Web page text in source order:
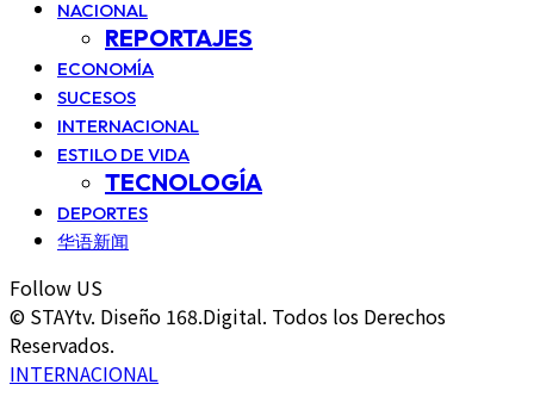
NACIONAL
REPORTAJES
ECONOMÍA
SUCESOS
INTERNACIONAL
ESTILO DE VIDA
TECNOLOGÍA
DEPORTES
华语新闻
Follow US
© STAYtv. Diseño 168.Digital. Todos los Derechos
Reservados.
INTERNACIONAL